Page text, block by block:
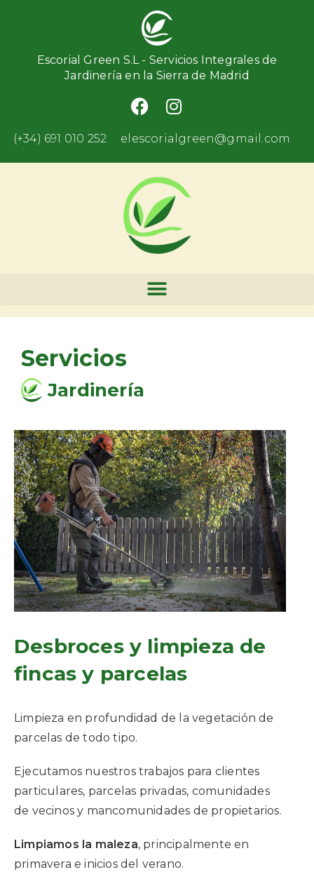
Escorial Green S.L - Servicios Integrales de
Jardinería en la Sierra de Madrid
(+34) 691 010 252 elescorialgreen@gmail.com
Servicios
Jardinería
Desbroces y limpieza de
fincas y parcelas
Limpieza en profundidad de la vegetación de
parcelas de todo tipo.
Ejecutamos nuestros trabajos para clientes
particulares, parcelas privadas, comunidades
de vecinos y mancomunidades de propietarios.
Limpiamos la maleza, principalmente en
primavera e inicios del verano.